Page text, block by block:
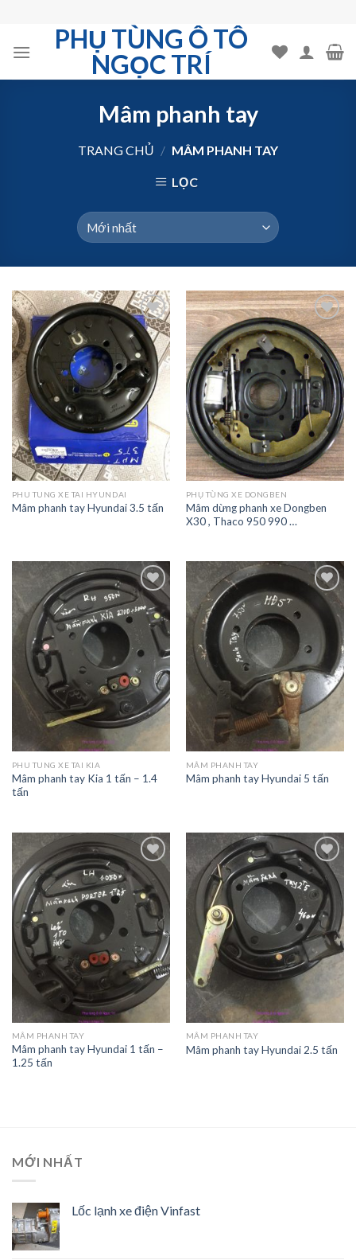
content
PHỤ TÙNG Ô TÔ
NGỌC TRÍ
Mâm phanh tay
TRANG CHỦ / MÂM PHANH TAY
LỌC
Add to
Wishlist
PHU TUNG XE TAI HYUNDAI
Mâm phanh tay Hyundai 3.5 tấn
Add to
Wishlist
PHỤ TÙNG XE DONGBEN
Mâm dừng phanh xe Dongben
X30 , Thaco 950 990 …
Add to
Wishlist
PHU TUNG XE TAI KIA
Mâm phanh tay Kia 1 tấn – 1.4
tấn
Add to
Wishlist
MÂM PHANH TAY
Mâm phanh tay Hyundai 5 tấn
Add to
Wishlist
MÂM PHANH TAY
Mâm phanh tay Hyundai 1 tấn –
1.25 tấn
Add to
Wishlist
MÂM PHANH TAY
Mâm phanh tay Hyundai 2.5 tấn
MỚI NHẤT
Lốc lạnh xe điện Vinfast